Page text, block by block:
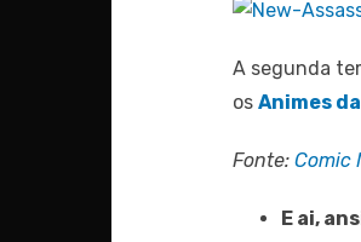
A segunda
os Animes
Fonte: Comic
E ai,